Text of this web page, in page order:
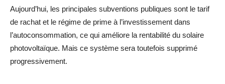
Aujourd’hui, les principales subventions publiques sont le tarif
de rachat et le régime de prime à l’investissement dans
l’autoconsommation, ce qui améliore la rentabilité du solaire
photovoltaïque. Mais ce système sera toutefois supprimé
progressivement.